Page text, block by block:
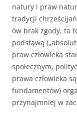
natury i praw
tradycji
ów brak zgody, ta
podstawą
praw człowieka
społecznym,
prawa człowieka
fundamentów)
przynajmniej w